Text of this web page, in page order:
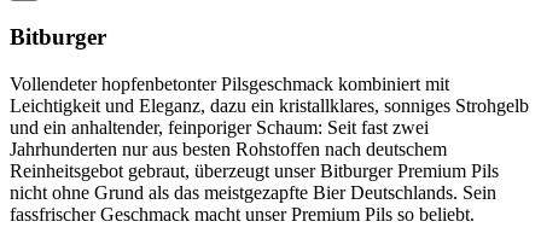
Bitburger
Vollendeter hopfenbetonter Pilsgeschmack kombiniert mit
Leichtigkeit und Eleganz, dazu ein kristallklares, sonniges Strohgelb
und ein anhaltender, feinporiger Schaum: Seit fast zwei
Jahrhunderten nur aus besten Rohstoffen nach deutschem
Reinheitsgebot gebraut, überzeugt unser Bitburger Premium Pils
nicht ohne Grund als das meistgezapfte Bier Deutschlands. Sein
fassfrischer Geschmack macht unser Premium Pils so beliebt.